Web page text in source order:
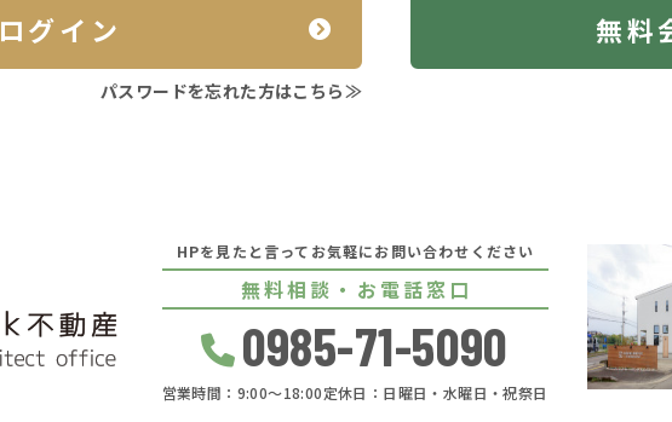
ログイン
パスワードを忘れた方はこちら≫
無料
HPを見たと言ってお気軽にお問い合わせください
無料相談・お電話窓口
0985-71-5090
営業時間：9:00〜18:00定休日：日曜日・水曜日・祝祭日